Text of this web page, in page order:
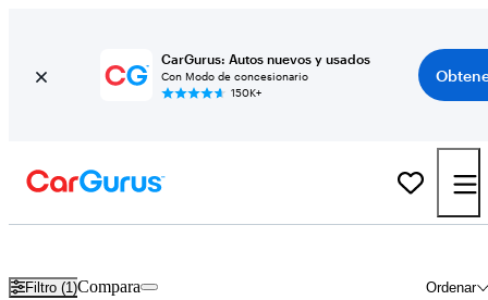
CarGurus: Autos nuevos y usados
Con Modo de concesionario
150K+
Filtro (1) Ordenar
Compara